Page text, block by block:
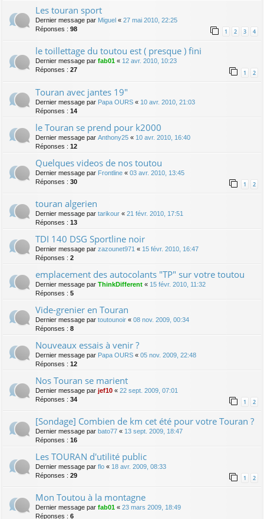
Les touran sport
Dernier message par Miguel « 27 mai 2010, 22:25
Réponses : 98 1 2 3 4
le toillettage du toutou est ( presque ) fini
Dernier message par fab01 « 12 avr. 2010, 10:23
Réponses : 27 1 2
Touran avec jantes 19"
Dernier message par Papa OURS « 10 avr. 2010, 21:03
Réponses : 14
le Touran se prend pour k2000
Dernier message par Anthony25 « 10 avr. 2010, 16:40
Réponses : 12
Quelques videos de nos toutou
Dernier message par Frontline « 03 avr. 2010, 13:45
Réponses : 30 1 2
touran algerien
Dernier message par tarikour « 21 févr. 2010, 17:51
Réponses : 13
TDI 140 DSG Sportline noir
Dernier message par zazounet971 « 15 févr. 2010, 16:47
Réponses : 2
emplacement des autocolants "TP" sur votre toutou
Dernier message par ThinkDifferent « 15 févr. 2010, 11:32
Réponses : 5
Vide-grenier en Touran
Dernier message par toutounoir « 08 nov. 2009, 00:34
Réponses : 8
Nouveaux essais à venir ?
Dernier message par Papa OURS « 05 nov. 2009, 22:48
Réponses : 12
Nos Touran se marient
Dernier message par jef10 « 22 sept. 2009, 07:01
Réponses : 34 1 2
[Sondage] Combien de km cet été pour votre Touran ?
Dernier message par bato77 « 13 sept. 2009, 18:47
Réponses : 16
Les TOURAN d'utilité public
Dernier message par flo « 18 avr. 2009, 08:33
Réponses : 29 1 2
Mon Toutou à la montagne
Dernier message par fab01 « 23 mars 2009, 18:49
Réponses : 6